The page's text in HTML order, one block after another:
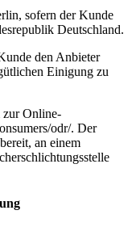
sofern der Kunde
Deutschland.
den Anbieter
Einigung zu
zur Online-
odr/. Der
an einem